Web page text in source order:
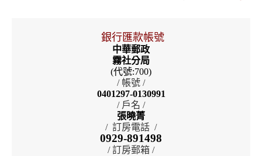
銀行匯款帳號
中華郵政
霧社分局
(代號:700)
/ 帳號 /
0401297-0130991
/ 戶名 /
張曉菁
/ 訂房電話 /
0929-891498
/ 訂房郵箱 /